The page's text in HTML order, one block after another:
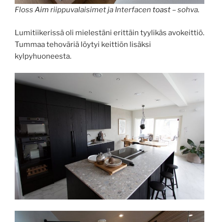
Floss Aim riippuvalaisimet ja Interfacen toast – sohva.
Lumitiikerissä oli mielestäni erittäin tyylikäs avokeittiö.
Tummaa tehoväriä löytyi keittiön lisäksi
kylpyhuoneesta.